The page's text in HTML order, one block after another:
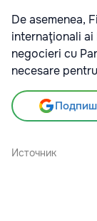
De asemenea,
internaţionali
negocieri cu
necesare
Источник